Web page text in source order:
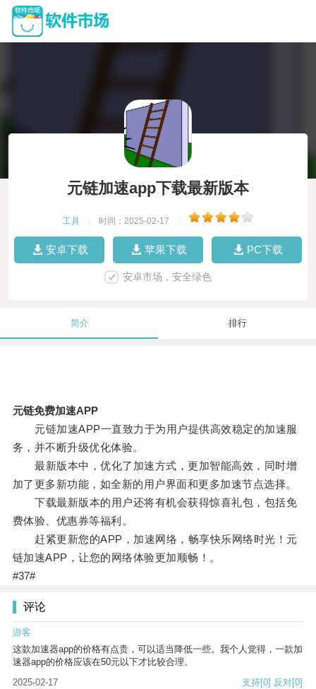
元链加速app下载最新版本
工具 时间：2025-02-17
安卓下载 苹果下载 PC下载
安卓市场，安全绿色
简介 排行
元链免费加速APP
元链加速APP一直致力于为用户提供高效稳定的加速服
务，并不断升级优化体验。
最新版本中，优化了加速方式，更加智能高效，同时增
加了更多新功能，如全新的用户界面和更多加速节点选择。
下载最新版本的用户还将有机会获得惊喜礼包，包括免
费体验、优惠券等福利。
赶紧更新您的APP，加速网络，畅享快乐网络时光！元
链加速APP，让您的网络体验更加顺畅！。
#37#
评论
游客
这款加速器app的价格有点贵，可以适当降低一些。我个人觉得，一款加
速器app的价格应该在50元以下才比较合理。
2025-02-17
支持[0] 反对[0]